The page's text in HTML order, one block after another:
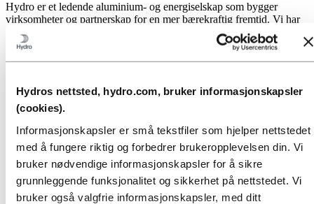
Hydros nettsted, hydro.com, bruker informasjonskapsler
(cookies).
Informasjonskapsler er små tekstfiler som hjelper nettstedet
med å fungere riktig og forbedrer brukeropplevelsen din. Vi
bruker nødvendige informasjonskapsler for å sikre
grunnleggende funksjonalitet og sikkerhet på nettstedet. Vi
bruker også valgfrie informasjonskapsler, med ditt
Hydro er et ledende aluminium- og energiselskap som bygger
virksomheter og partnerskap for en mer bærekraftig fremtid. Vi har
32 000 ansatte fordelt på mer enn 140 lokasjoner i 40 land.
Om aluminium
Innovasjon, forskning og utvikling
Gå til:Energi
Energi i Hydro
Hydro Rein
Kraftproduksjon og markedsoperasjoner
Gå til:
Bærekraft